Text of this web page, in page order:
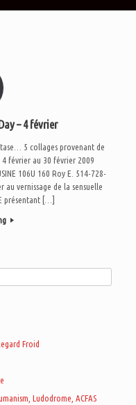
– 4 février
5 collages provenant de
4 février au 30 février 2009
106U 160 Roy E. 514-728-
au vernissage de la sensuelle
présentant […]
Froid
Ludodrome, ACFAS